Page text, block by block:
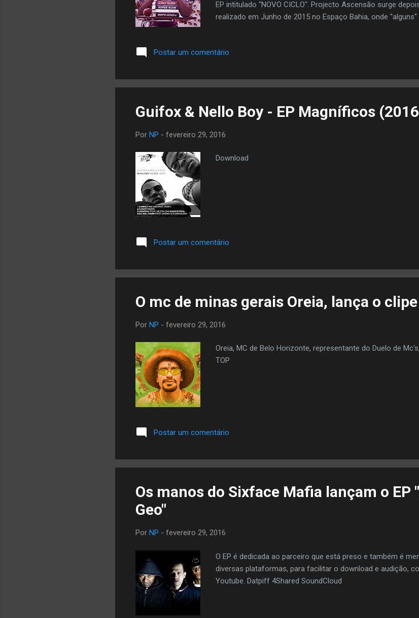
EP intitulado "NOVO CICLO". Projecto Ascensão surge
realizado em Junho de 2015 no Espaço Bahia, onde
Projecto Ascensão, depois de terem passado pelo Espaço
realizou no Elinga Teatro assim como estiveram nalgumas
de radio. D...
Postar um comentário
Por NP - fevereiro 29, 2016
Download
Postar um comentário
O mc de minas gerais Oreia, lança o
Por NP - fevereiro 29, 2016
Oreia, MC de Belo Horizonte, representante do Duelo de
TOP
Postar um comentário
Os manos do Sixface Mafia lançam o EP
Geo"
Por NP - fevereiro 29, 2016
O EP é dedicada ao parceiro que está preso e também é
diversas plataformas, para facilitar o download e audição,
Youtube. Datpiff 4Shared SoundCloud